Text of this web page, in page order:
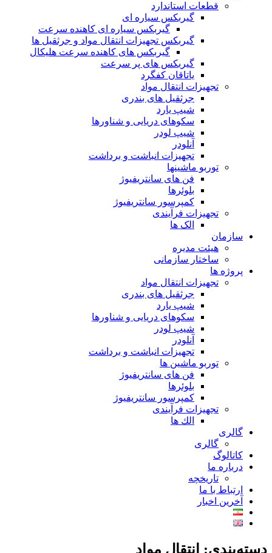
قطعات استاندارد
گيربكس سياره ای
گيربكس سياره ای كاهنده سرعت
گيربكس تجهيزات انتقال مواد و جرثقيل ها
گيربكس های كاهنده سرعت هليكال
گيربكس های پر سرعت
ياتاقان كفگرد
تجهیزات انتقال مواد
جرثقیل های بندری
شیپ یارد
سکوهای دریایی و شناورها
شیپ لودر
آنلودر
تجهیزات انباشت و برداشت
توربو ماشینها
فن های سانتریفیوژ
بلوئرها
کمپرسور سانتریفیوژ
تجهیزات فرآیندی
الک ها
سازمان
هيئت مديره
ساختار سازمانی
پروژه ها
تجهيزات انتقال مواد
جرثقيل های بندری
شيپ يارد
سكوهای دريايی و شناورها
شيپ لودر
آنلودر
تجهيزات انباشت و برداشت
توربو ماشين ها
فن های سانتريفيوژ
بلوئرها
کمپرسور سانتریفیوژ
تجهیزات فرآیندی
الك ها
گالری
گالری
کاتالوگ
درباره ما
تاريخچه
ارتباط با ما
آخرین اخبار
دسته‌بندی: انتقال مواد